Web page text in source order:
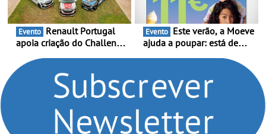
Evento
apoia criação do Challenge
compromisso com o
automobilismo nacional
continua em 2026
Evento
ajuda a poupar: está de
Volta” com descontos de